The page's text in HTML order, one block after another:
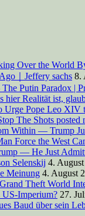
Over the World
｜Jeffery sachs 8.
Putin Paradox |
Realität ist,
Urge Pope Leo XIV
The Shots posted
Within — Trump
Force the West
— He Just
Selenskij 4.
Meinung 4. August
Theft World
US-Imperium? 27.
Baud über sein